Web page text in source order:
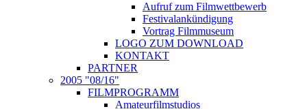
Aufruf zum Filmwettbewerb
Festivalankündigung
Vortrag Filmmuseum
LOGO ZUM DOWNLOAD
KONTAKT
PARTNER
2005 "08/16"
FILMPROGRAMM
Amateurfilmstudios